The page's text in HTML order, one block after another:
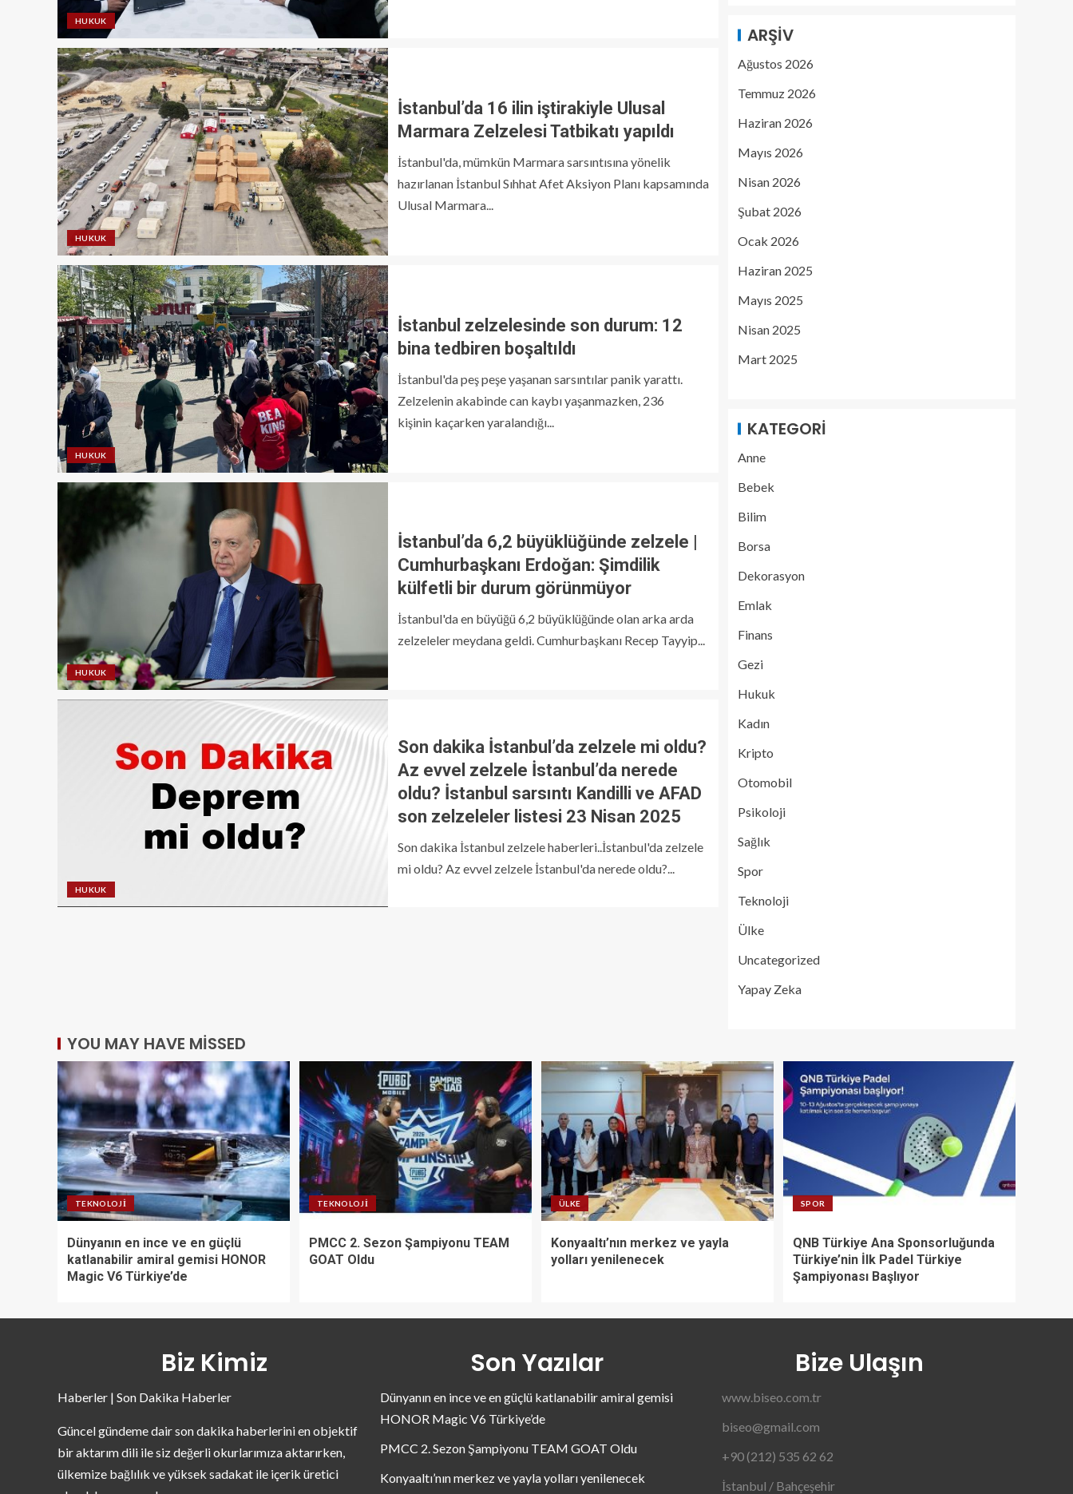
HUKUK
HUKUK
İstanbul’da 16 ilin iştirakiyle Ulusal
Marmara Zelzelesi Tatbikatı yapıldı
İstanbul'da, mümkün Marmara sarsıntısına yönelik
hazırlanan İstanbul Sıhhat Afet Aksiyon Planı kapsamında
Ulusal Marmara...
HUKUK
İstanbul zelzelesinde son durum: 12
bina tedbiren boşaltıldı
İstanbul'da peş peşe yaşanan sarsıntılar panik yarattı.
Zelzelenin akabinde can kaybı yaşanmazken, 236
kişinin kaçarken yaralandığı...
HUKUK
İstanbul’da 6,2 büyüklüğünde zelzele |
Cumhurbaşkanı Erdoğan: Şimdilik
külfetli bir durum görünmüyor
İstanbul'da en büyüğü 6,2 büyüklüğünde olan arka arda
zelzeleler meydana geldi. Cumhurbaşkanı Recep Tayyip...
HUKUK
Son dakika İstanbul’da zelzele mi oldu?
Az evvel zelzele İstanbul’da nerede
oldu? İstanbul sarsıntı Kandilli ve AFAD
son zelzeleler listesi 23 Nisan 2025
Son dakika İstanbul zelzele haberleri..İstanbul'da zelzele
mi oldu? Az evvel zelzele İstanbul'da nerede oldu?...
ARŞIV
Ağustos 2026
Temmuz 2026
Haziran 2026
Mayıs 2026
Nisan 2026
Şubat 2026
Ocak 2026
Haziran 2025
Mayıs 2025
Nisan 2025
Mart 2025
KATEGORI
Anne
Bebek
Bilim
Borsa
Dekorasyon
Emlak
Finans
Gezi
Hukuk
Kadın
Kripto
Otomobil
Psikoloji
Sağlık
Spor
Teknoloji
Ülke
Uncategorized
Yapay Zeka
YOU MAY HAVE MISSED
TEKNOLOJI
Dünyanın en ince ve en güçlü
katlanabilir amiral gemisi HONOR
Magic V6 Türkiye’de
TEKNOLOJI
PMCC 2. Sezon Şampiyonu TEAM
GOAT Oldu
ÜLKE
Konyaaltı’nın merkez ve yayla
yolları yenilenecek
SPOR
QNB Türkiye Ana Sponsorluğunda
Türkiye’nin İlk Padel Türkiye
Şampiyonası Başlıyor
Biz Kimiz
Haberler | Son Dakika Haberler
Güncel gündeme dair son dakika haberlerini en objektif
bir aktarım dili ile siz değerli okurlarımıza aktarırken,
ülkemize bağlılık ve yüksek sadakat ile içerik üretici
Son Yazılar
Dünyanın en ince ve en güçlü katlanabilir amiral gemisi
HONOR Magic V6 Türkiye’de
PMCC 2. Sezon Şampiyonu TEAM GOAT Oldu
Konyaaltı’nın merkez ve yayla yolları yenilenecek
Bize Ulaşın
www.biseo.com.tr
biseo@gmail.com
+90 (212) 535 62 62
İstanbul / Bahçeşehir